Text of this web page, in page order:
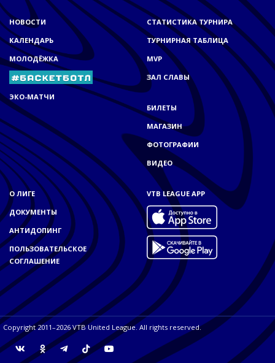
НОВОСТИ
КАЛЕНДАРЬ
МОЛОДЁЖКА
ЭКО-МАТЧИ
СТАТИСТИКА ТУРНИРА
ТУРНИРНАЯ ТАБЛИЦА
MVP
ЗАЛ СЛАВЫ
БИЛЕТЫ
МАГАЗИН
ФОТОГРАФИИ
ВИДЕО
О ЛИГЕ
ДОКУМЕНТЫ
АНТИДОПИНГ
ПОЛЬЗОВАТЕЛЬСКОЕ
СОГЛАШЕНИЕ
VTB LEAGUE APP
Copyright 2011–2026 VTB United League. All rights reserved.